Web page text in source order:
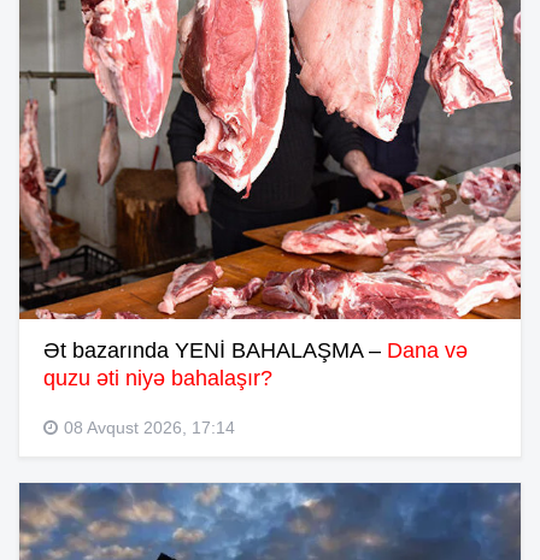
Ət bazarında YENİ BAHALAŞMA – Dana və
quzu əti niyə bahalaşır?
08 Avqust 2026, 17:14